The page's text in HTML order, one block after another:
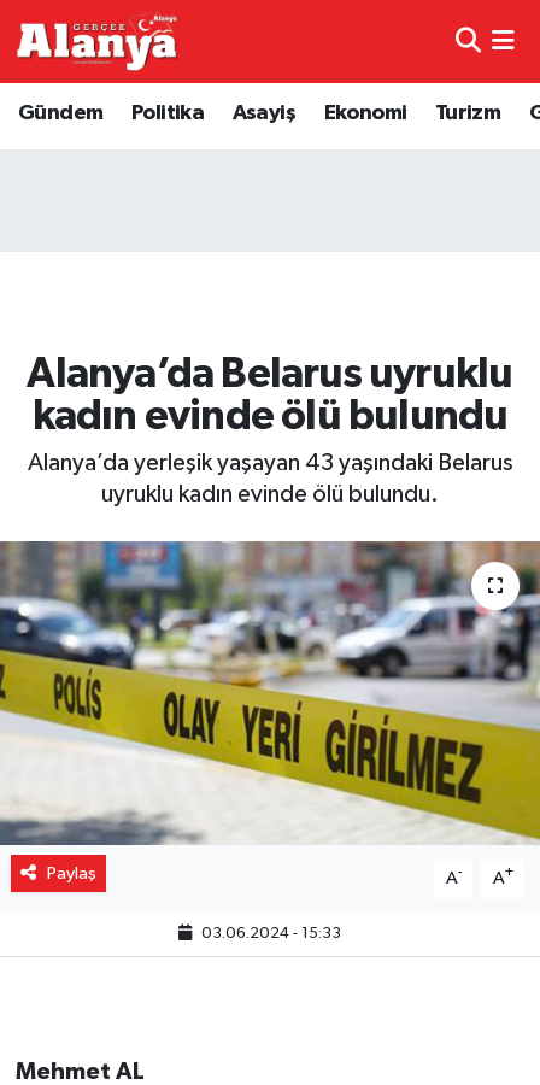
Gündem Politika Asayiş Ekonomi Turizm
Alanya’da Belarus uyruklu
kadın evinde ölü bulundu
Alanya’da yerleşik yaşayan 43 yaşındaki Belarus
uyruklu kadın evinde ölü bulundu.
Paylaş A- A+
03.06.2024 - 15:33
Mehmet AL
Genel
Diğer
Dünya
Gizlilik İlkeleri - Privacy Policy
Güncel
Gündem
Spor
Turizm
Trafik Durumu
Haber Arşivi